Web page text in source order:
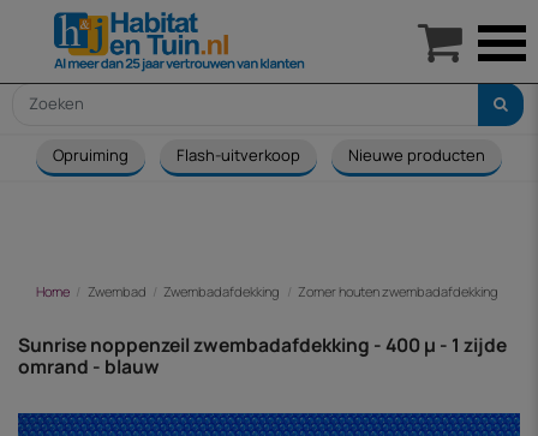
Opruiming Flash-uitverkoop Nieuwe producten
Home Zwembad Zwembadafdekking Zomer houten zwembadafdekking
Sunrise noppenzeil zwembadafdekking - 400 µ - 1 zijde
omrand - blauw
